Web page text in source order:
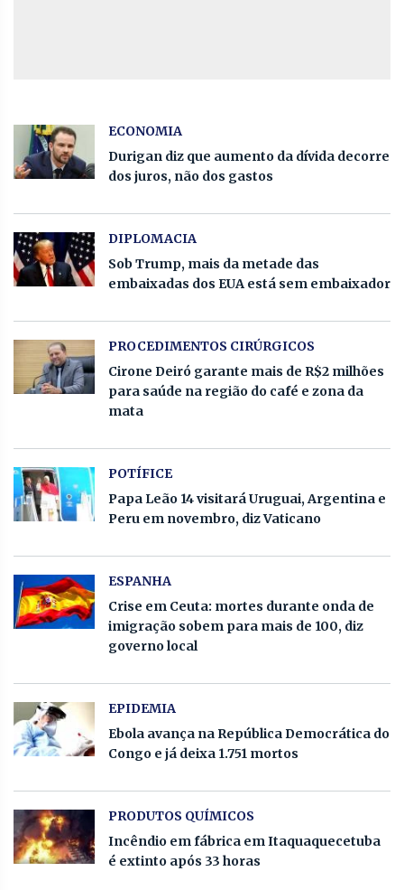
ECONOMIA
Durigan diz que aumento da dívida decorre
dos juros, não dos gastos
DIPLOMACIA
Sob Trump, mais da metade das
embaixadas dos EUA está sem embaixador
PROCEDIMENTOS CIRÚRGICOS
Cirone Deiró garante mais de R$2 milhões
para saúde na região do café e zona da
mata
POTÍFICE
Papa Leão 14 visitará Uruguai, Argentina e
Peru em novembro, diz Vaticano
ESPANHA
Crise em Ceuta: mortes durante onda de
imigração sobem para mais de 100, diz
governo local
EPIDEMIA
Ebola avança na República Democrática do
Congo e já deixa 1.751 mortos
PRODUTOS QUÍMICOS
Incêndio em fábrica em Itaquaquecetuba
é extinto após 33 horas